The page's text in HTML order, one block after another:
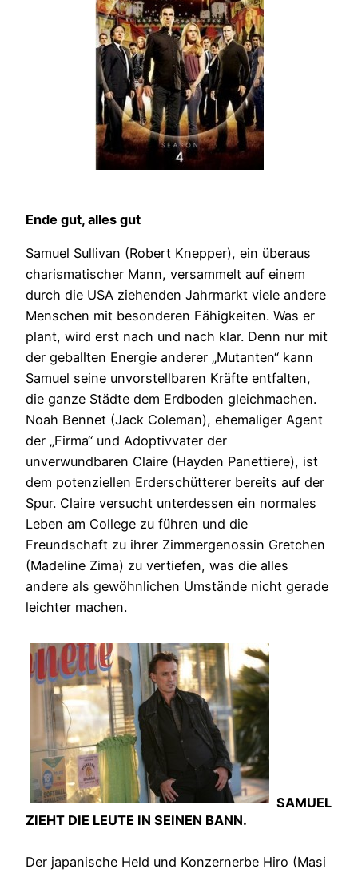
Ende gut, alles gut
Samuel Sullivan (Robert Knepper), ein überaus
charismatischer Mann, versammelt auf einem
durch die USA ziehenden Jahrmarkt viele andere
Menschen mit besonderen Fähigkeiten. Was er
plant, wird erst nach und nach klar. Denn nur mit
der geballten Energie anderer „Mutanten“ kann
Samuel seine unvorstellbaren Kräfte entfalten,
die ganze Städte dem Erdboden gleichmachen.
Noah Bennet (Jack Coleman), ehemaliger Agent
der „Firma“ und Adoptivvater der
unverwundbaren Claire (Hayden Panettiere), ist
dem potenziellen Erderschütterer bereits auf der
Spur. Claire versucht unterdessen ein normales
Leben am College zu führen und die
Freundschaft zu ihrer Zimmergenossin Gretchen
(Madeline Zima) zu vertiefen, was die alles
andere als gewöhnlichen Umstände nicht gerade
leichter machen.
SAMUEL
ZIEHT DIE LEUTE IN SEINEN BANN.
Der japanische Held und Konzernerbe Hiro (Masi